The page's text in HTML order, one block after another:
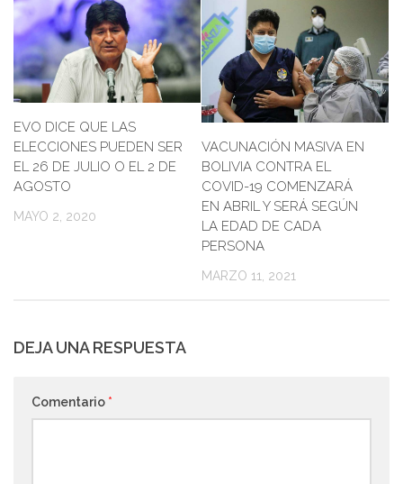
EVO DICE QUE LAS
ELECCIONES PUEDEN SER
EL 26 DE JULIO O EL 2 DE
AGOSTO
MAYO 2, 2020
VACUNACIÓN MASIVA EN
BOLIVIA CONTRA EL
COVID-19 COMENZARÁ
EN ABRIL Y SERÁ SEGÚN
LA EDAD DE CADA
PERSONA
MARZO 11, 2021
DEJA UNA RESPUESTA
Comentario *